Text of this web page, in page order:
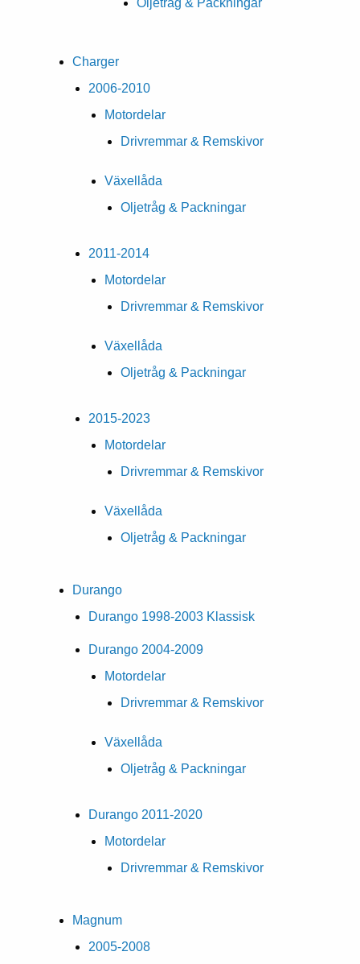
Oljetråg & Packningar
Charger
2006-2010
Motordelar
Drivremmar & Remskivor
Växellåda
Oljetråg & Packningar
2011-2014
Motordelar
Drivremmar & Remskivor
Växellåda
Oljetråg & Packningar
2015-2023
Motordelar
Drivremmar & Remskivor
Växellåda
Oljetråg & Packningar
Durango
Durango 1998-2003 Klassisk
Durango 2004-2009
Motordelar
Drivremmar & Remskivor
Växellåda
Oljetråg & Packningar
Durango 2011-2020
Motordelar
Drivremmar & Remskivor
Magnum
2005-2008